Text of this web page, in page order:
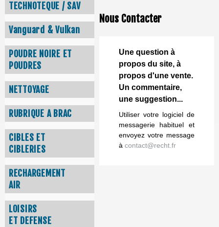
TECHNOTEQUE / SAV
Vanguard & Vulkan
POUDRE NOIRE ET
POUDRES
NETTOYAGE
RUBRIQUE A BRAC
CIBLES ET
CIBLERIES
RECHARGEMENT
AIR
LOISIRS
ET DEFENSE
Nous Contacter
Une question à
propos du site, à
propos d'une vente.
Un commentaire,
une suggestion...
Utiliser votre logiciel de
messagerie habituel et
envoyez votre message
à contact@recht.fr